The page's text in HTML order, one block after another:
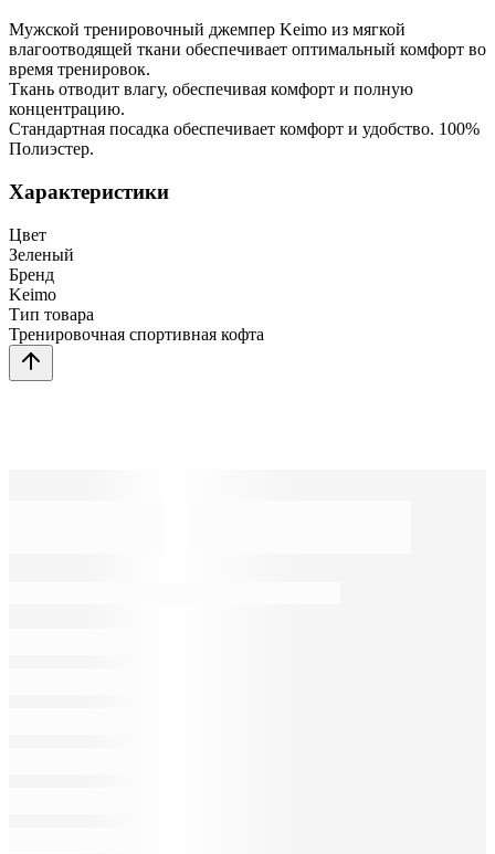
Мужской тренировочный джемпер Keimo из мягкой
влагоотводящей ткани обеспечивает оптимальный комфорт во
время тренировок.
Ткань отводит влагу, обеспечивая комфорт и полную
концентрацию.
Стандартная посадка обеспечивает комфорт и удобство. 100%
Полиэстер.
Характеристики
Цвет
Зеленый
Бренд
Keimo
Тип товара
Тренировочная спортивная кофта